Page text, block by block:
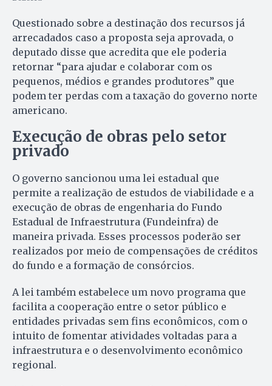
Questionado sobre a destinação dos recursos já
arrecadados caso a proposta seja aprovada, o
deputado disse que acredita que ele poderia
retornar “para ajudar e colaborar com os
pequenos, médios e grandes produtores” que
podem ter perdas com a taxação do governo norte
americano.
Execução de obras pelo setor
privado
O governo sancionou uma lei estadual que
permite a realização de estudos de viabilidade e a
execução de obras de engenharia do Fundo
Estadual de Infraestrutura (Fundeinfra) de
maneira privada. Esses processos poderão ser
realizados por meio de compensações de créditos
do fundo e a formação de consórcios.
A lei também estabelece um novo programa que
facilita a cooperação entre o setor público e
entidades privadas sem fins econômicos, com o
intuito de fomentar atividades voltadas para a
infraestrutura e o desenvolvimento econômico
regional.